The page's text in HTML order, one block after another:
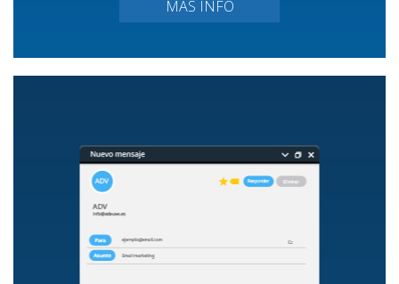
MÁS INFO